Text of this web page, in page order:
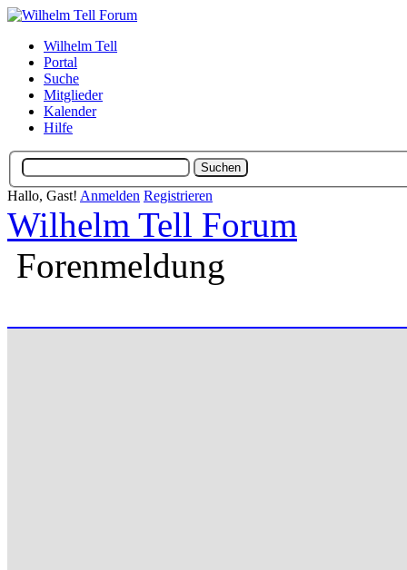
Wilhelm Tell
Portal
Suche
Mitglieder
Kalender
Hilfe
Hallo, Gast! Anmelden Registrieren
Wilhelm Tell Forum
Forenmeldung